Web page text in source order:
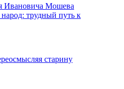
Ивановича Мошева
трудный путь к
старину